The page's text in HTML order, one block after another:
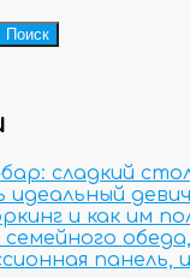
Поиск
сладкий
идеальный
и как им
панель,